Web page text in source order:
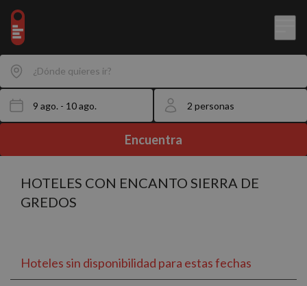
¿Dónde quieres ir?
Encuentra
HOTELES CON ENCANTO SIERRA DE
GREDOS
Hoteles sin disponibilidad para estas fechas